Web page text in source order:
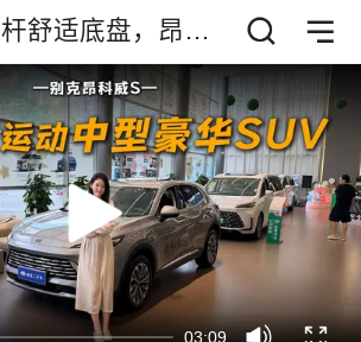
舒适底盘，昂科
震静谧双优秀
03:09